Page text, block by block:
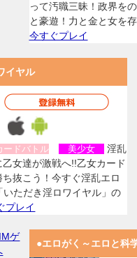
って汚職三昧！政界を
と豪遊！力と金と女を
今すぐプレイ
イヤル
ードバトル 美少女
淫乱
女達が激戦へ!!乙女カード
抜こう！今すぐ淫乱エロ
いただき淫ロワイヤル」の
プレイ
●エロがく～エロと科
ゲ